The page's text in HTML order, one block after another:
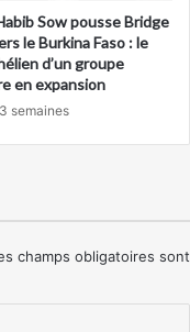
Sow pousse Bridge
le Burkina Faso : le
d’un groupe
en expansion
semaines
champs obligatoires sont